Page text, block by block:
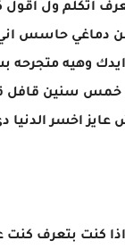
ول اقول
حاسس اني
وهيه متجرحه
خمس سنين قافل
اخسر الدنيا
كنت بتعرف كنت